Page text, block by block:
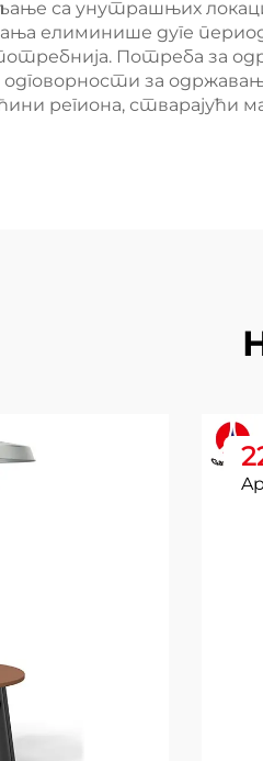
са унутрашњих
елиминише дуге
Потреба за
за
региона, стварајући